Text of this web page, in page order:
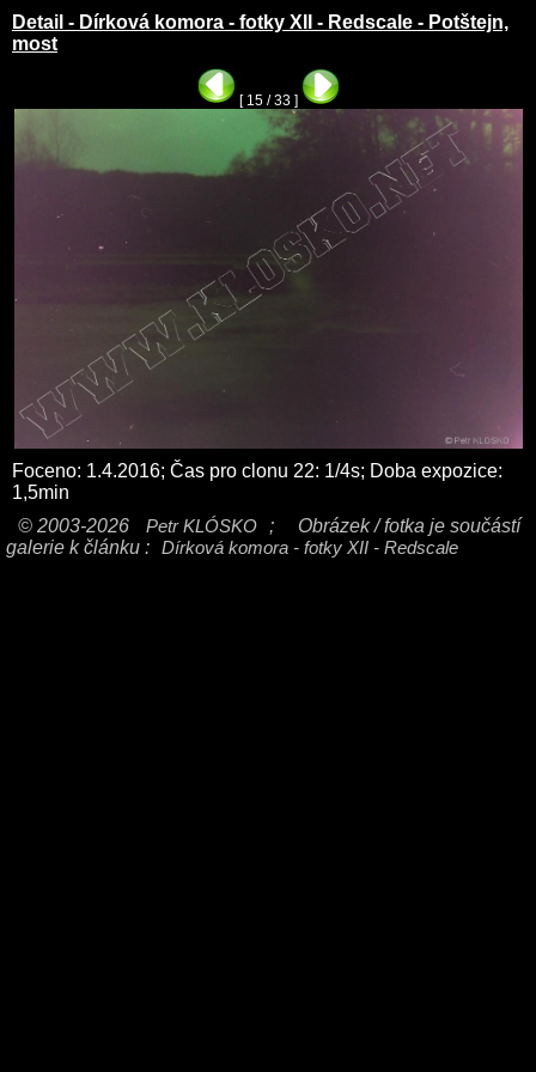
Detail - Dírková komora - fotky XII - Redscale - Potštejn,
most
[ 15 / 33 ]
Foceno: 1.4.2016; Čas pro clonu 22: 1/4s; Doba expozice:
1,5min
© 2003-2026
Petr KLÓSKO ;
Obrázek / fotka je součástí
galerie k článku : Dírková komora - fotky XII - Redscale